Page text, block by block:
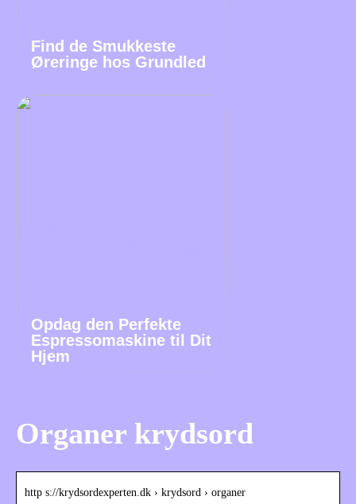
Find de Smukkeste
Øreringe hos Grundled
Opdag den Perfekte
Espressomaskine til Dit
Hjem
Organer krydsord
http s://krydsordexperten.dk › krydsord › organer